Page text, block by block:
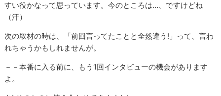
すい役かなって思っています。今のところは…、ですけどね
（汗）
次の取材の時は、「前回言ってたことと全然違う!」って、言わ
れちゃうかもしれませんが。
－－本番に入る前に、もう1回インタビューの機会があります
よ。